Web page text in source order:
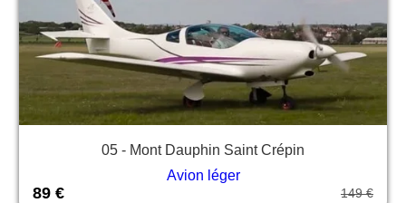
05 - Mont Dauphin Saint Crépin
Avion léger
89 € 149 €